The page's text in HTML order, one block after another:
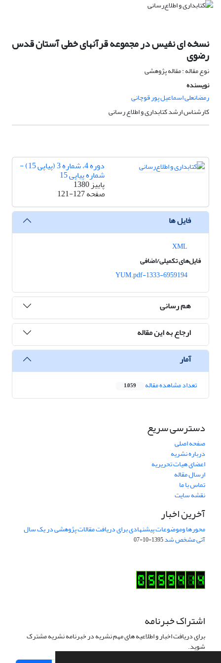
نسخه ای نفیس در مجموعه قرآنهای خطی آستان قدس
رضوی
نوع مقاله : مقاله پژوهشی
نویسنده
رمضانعلی اسماعیل پور قوچانی
کارشناس ارشد کتابداری و اطلاع رسانی
دوره 4، شماره 3 (پیاپی 15) -
شماره پیاپی 15
پاییز 1380
صفحه121-127
فایل ها
فایل‌های تکمیلی/اضافی
1333-6959194-YUM.pdf
هم رسانی
ارجاع به این مقاله
آمار
تعداد مشاهده مقاله 1,059
دسترسی سریع
صفحه اصلی
درباره نشریه
اعضای هیات تحریریه
ارسال مقاله
تماس با ما
نقشه سایت
آخرین اخبار
محورها وموضوعات پیشنهادی برای دریافت مقالات پژوهشی در یک سال
آتی مشخص شد1395-10-07
اشتراک خبرنامه
برای دریافت اخبار و اطلاعیه های مهم نشریه در خبرنامه نشریه مشترک
شوید.